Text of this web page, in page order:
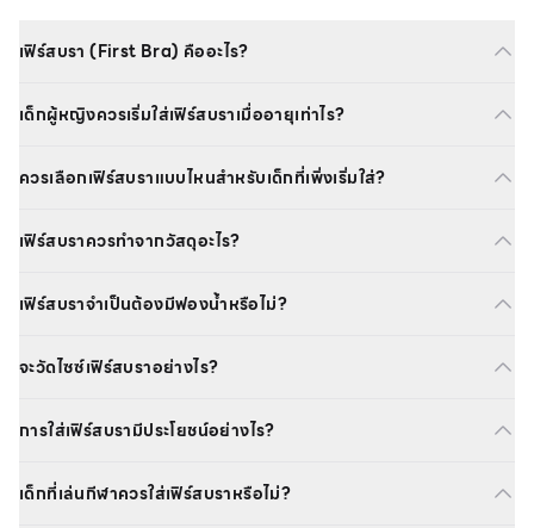
เฟิร์สบรา (First Bra) คืออะไร?
เด็กผู้หญิงควรเริ่มใส่เฟิร์สบราเมื่ออายุเท่าไร?
ควรเลือกเฟิร์สบราแบบไหนสำหรับเด็กที่เพิ่งเริ่มใส่?
เฟิร์สบราควรทำจากวัสดุอะไร?
เฟิร์สบราจำเป็นต้องมีฟองน้ำหรือไม่?
จะวัดไซซ์เฟิร์สบราอย่างไร?
การใส่เฟิร์สบรามีประโยชน์อย่างไร?
เด็กที่เล่นกีฬาควรใส่เฟิร์สบราหรือไม่?